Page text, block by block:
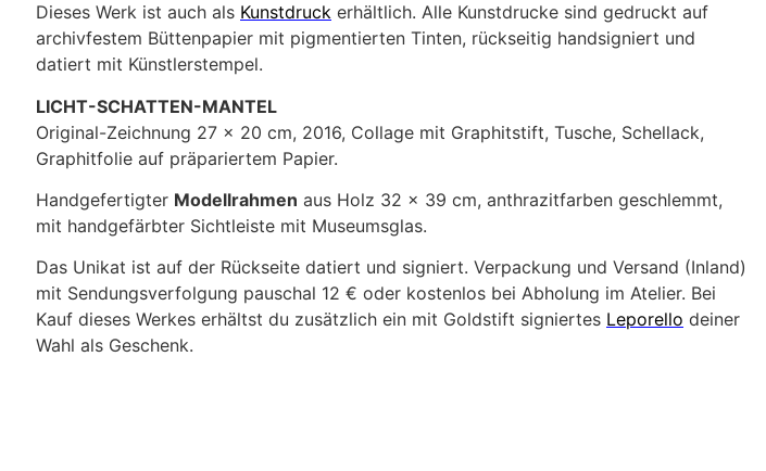
Dieses Werk ist auch als Kunstdruck erhältlich. Alle Kunstdrucke sind gedruckt auf
archivfestem Büttenpapier mit pigmentierten Tinten, rückseitig handsigniert und
datiert mit Künstlerstempel.
LICHT-SCHATTEN-MANTEL
Original-Zeichnung 27 x 20 cm, 2016, Collage mit Graphitstift, Tusche, Schellack,
Graphitfolie auf präpariertem Papier.
Handgefertigter Modellrahmen aus Holz 32 x 39 cm, anthrazitfarben geschlemmt,
mit handgefärbter Sichtleiste mit Museumsglas.
Das Unikat ist auf der Rückseite datiert und signiert. Verpackung und Versand (Inland)
mit Sendungsverfolgung pauschal 12 € oder kostenlos bei Abholung im Atelier. Bei
Kauf dieses Werkes erhältst du zusätzlich ein mit Goldstift signiertes Leporello deiner
Wahl als Geschenk.